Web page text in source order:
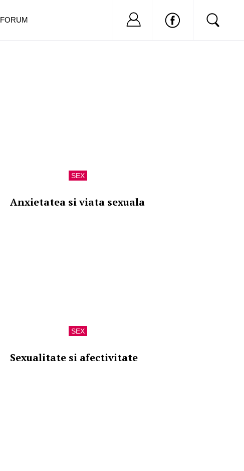
SEX
Anxietatea si viata sexuala
SEX
Sexualitate si afectivitate
FORUM Nu ai cont?